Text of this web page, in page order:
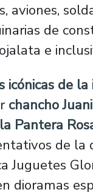
aviones,
de
e
de
chancho
la Pantera
de la
dioramas